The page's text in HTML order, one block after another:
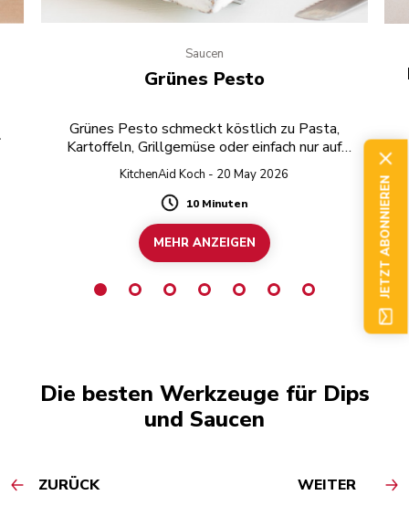
Saucen
Grünes Pesto
Grünes Pesto schmeckt köstlich zu Pasta,
Kartoffeln, Grillgemüse oder einfach nur auf
geröstetem Brot.
KitchenAid Koch - 20 May 2026
Duration
10 Minuten
MEHR ANZEIGEN
Die besten Werkzeuge für Dips
und Saucen
ZURÜCK WEITER
JETZT ABONNIEREN